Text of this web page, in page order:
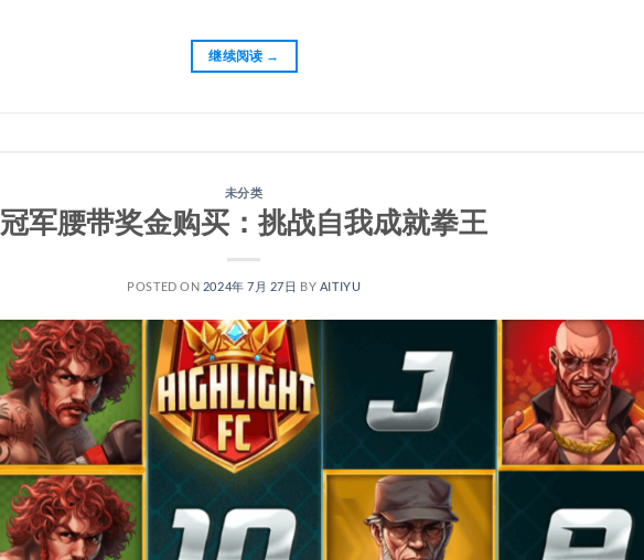
继续阅读 →
未分类
冠军腰带奖金购买：挑战自我成就拳王
POSTED ON 2024年 7月 27日 BY AITIYU